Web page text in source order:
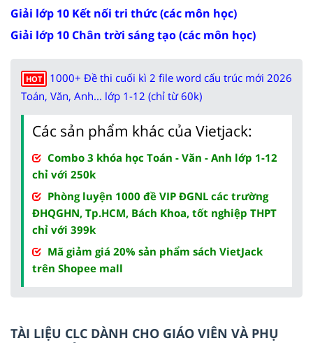
Giải lớp 10 Kết nối tri thức (các môn học)
Giải lớp 10 Chân trời sáng tạo (các môn học)
HOT
1000+ Đề thi cuối kì 2 file word cấu trúc mới 2026
Toán, Văn, Anh... lớp 1-12 (chỉ từ 60k)
Các sản phẩm khác của Vietjack:
Combo 3 khóa học Toán - Văn - Anh lớp 1-12
chỉ với 250k
Phòng luyện 1000 đề VIP ĐGNL các trường
ĐHQGHN, Tp.HCM, Bách Khoa, tốt nghiệp THPT
chỉ với 399k
Mã giảm giá 20% sản phẩm sách VietJack
trên Shopee mall
TÀI LIỆU CLC DÀNH CHO GIÁO VIÊN VÀ PHỤ